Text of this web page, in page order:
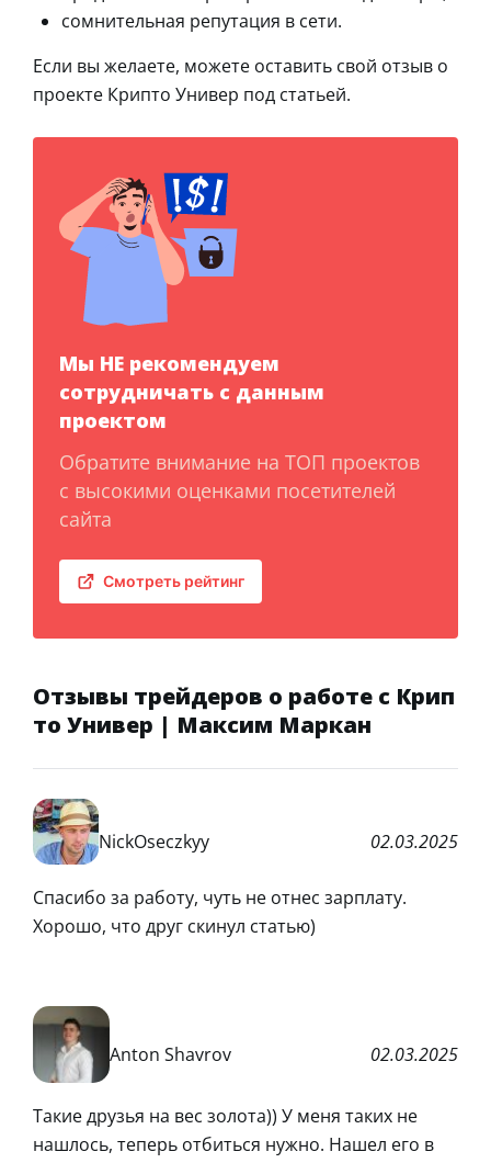
сомнительная репутация в сети.
Если вы желаете, можете оставить свой отзыв о
проекте Крипто Универ под статьей.
Мы НЕ рекомендуем
сотрудничать с данным
проектом
Обратите внимание на ТОП проектов
с высокими оценками посетителей
сайта
Смотреть рейтинг
Отзывы трейдеров о работе с Крип
то Универ | Максим Маркан
NickOseczkyy 02.03.2025
Спасибо за работу, чуть не отнес зарплату.
Хорошо, что друг скинул статью)
Anton Shavrov 02.03.2025
Такие друзья на вес золота)) У меня таких не
нашлось, теперь отбиться нужно. Нашел его в